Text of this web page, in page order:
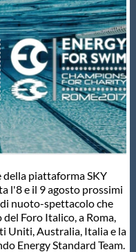
della piattaforma SKY
l'8 e il 9 agosto prossimi
nuoto-spettacolo che
Foro Italico, a Roma,
Uniti, Australia, Italia e la
Energy Standard Team.